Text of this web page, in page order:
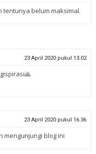
tentunya belum maksimal.
23 April 2020 pukul 13.02
23 April 2020 pukul 16.36
mengunjungi blog ini